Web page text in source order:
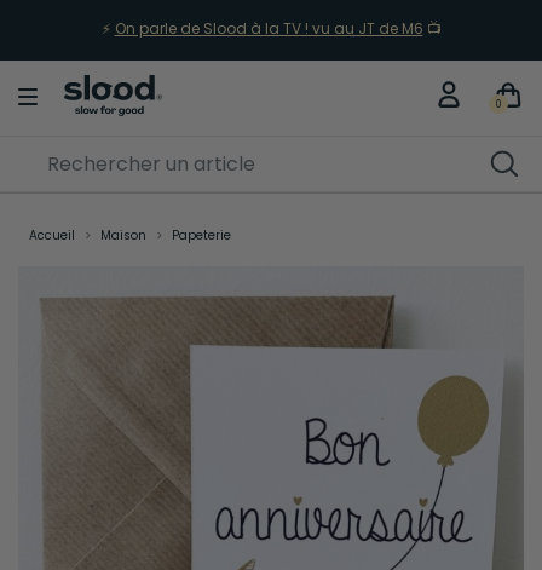
⚡ On parle de Slood à la TV ! vu au JT de M6 📺
0
Accueil Maison Papeterie